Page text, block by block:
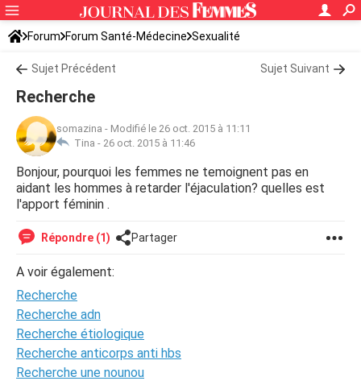
Forum Forum Santé-Médecine Sexualité
Sujet Précédent Sujet Suivant
Recherche
somazina - Modifié le 26 oct. 2015 à 11:11
Tina - 26 oct. 2015 à 11:46
Bonjour, pourquoi les femmes ne temoignent pas en
aidant les hommes à retarder l'éjaculation? quelles est
l'apport féminin .
Répondre (1) Partager
A voir également:
Recherche
Recherche adn
Recherche étiologique
Recherche anticorps anti hbs
Recherche une nounou